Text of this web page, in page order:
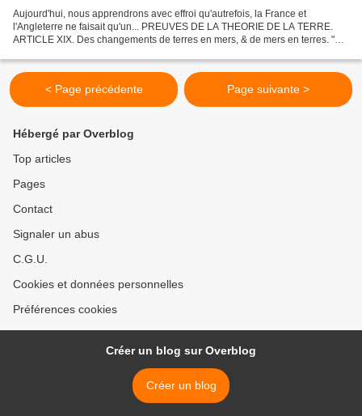
Aujourd'hui, nous apprendrons avec effroi qu'autrefois, la France et
l'Angleterre ne faisait qu'un... PREUVES DE LA THEORIE DE LA TERRE.
ARTICLE XIX. Des changements de terres en mers, & de mers en terres. "
< Page précédente Page suivante >
Hébergé par Overblog
Top articles
Pages
Contact
Signaler un abus
C.G.U.
Cookies et données personnelles
Préférences cookies
Créer un blog sur Overblog
Créer un blog